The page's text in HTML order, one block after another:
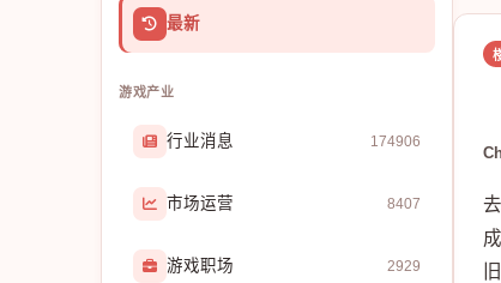
最新
游戏产业
行业消息 174906
市场运营 8407
游戏职场 2929